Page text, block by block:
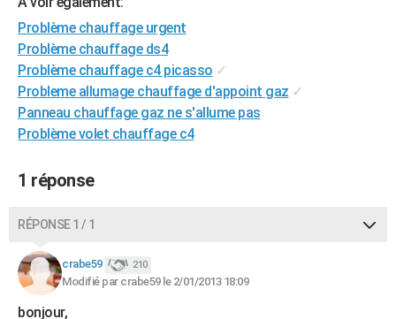
Alimentation
Guide de la santé
Maladies
Médicaments
Sommeil
VOYAGE
Destinations
City break
Voyage nature
Voyage de noces
Forum
Climat
+PHOTO
GUIDES D'ACHAT
BONS PLANS
CARTE DE VOEUX
COPAINS D'AVANT
S'inscrire
Se connecter
Lycées
Collèges
Primaires
Universités
Entreprises
Service militaire
Avis de recherche
Problème chauffage urgent
Problème chauffage ds4
Problème chauffage c4 picasso ✓
Probleme allumage chauffage d'appoint gaz ✓
Panneau chauffage gaz ne s'allume pas
Problème volet chauffage c4
1 réponse
RÉPONSE 1 / 1
crabe59 210
Modifié par crabe59 le 2/01/2013 18:09
bonjour,